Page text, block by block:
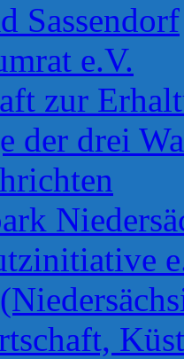
Sassendorf
e.V.
zur
der drei